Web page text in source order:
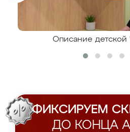
Описание детской
ФИКСИРУЕМ
ДО КОНЦА